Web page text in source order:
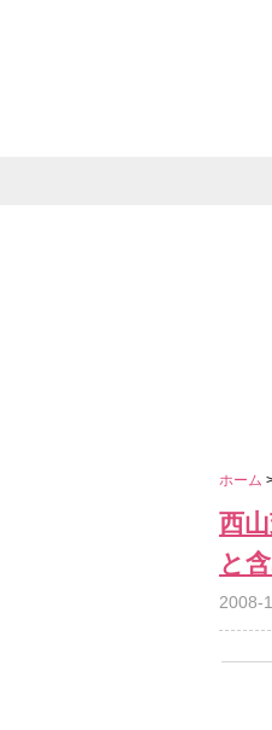
ホーム
西
と
2008-